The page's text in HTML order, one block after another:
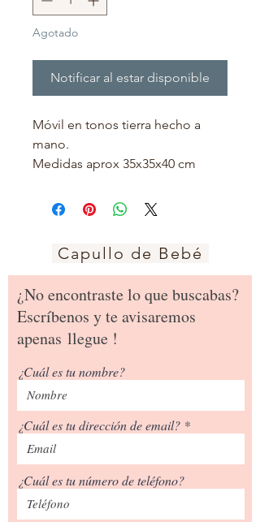
Agotado
Notificar al estar disponible
Móvil en tonos tierra hecho a
mano.
Medidas aprox 35x35x40 cm
Capullo de Bebé
¿No encontraste lo que buscabas?
Escríbenos y te avisaremos
apenas llegue !
¿Cuál es tu nombre?
¿Cuál es tu dirección de email?
¿Cuál es tu número de teléfono?